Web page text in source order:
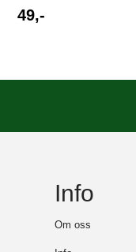
49,-
Info
Om oss